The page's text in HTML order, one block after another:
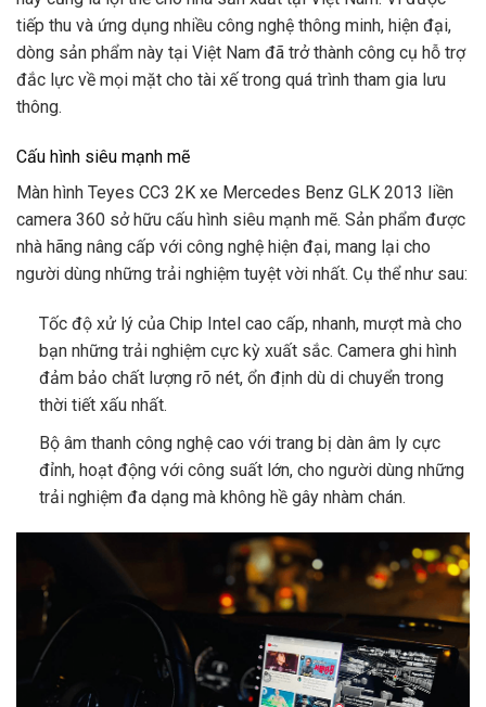
tiếp thu và ứng dụng nhiều công nghệ thông minh, hiện đại,
dòng sản phẩm này tại Việt Nam đã trở thành công cụ hỗ trợ
đắc lực về mọi mặt cho tài xế trong quá trình tham gia lưu
thông.
Cấu hình siêu mạnh mẽ
Màn hình Teyes CC3 2K xe Mercedes Benz GLK 2013 liền
camera 360 sở hữu cấu hình siêu mạnh mẽ. Sản phẩm được
nhà hãng nâng cấp với công nghệ hiện đại, mang lại cho
người dùng những trải nghiệm tuyệt vời nhất. Cụ thể như sau:
Tốc độ xử lý của Chip Intel cao cấp, nhanh, mượt mà cho
bạn những trải nghiệm cực kỳ xuất sắc. Camera ghi hình
đảm bảo chất lượng rõ nét, ổn định dù di chuyển trong
thời tiết xấu nhất.
Bộ âm thanh công nghệ cao với trang bị dàn âm ly cực
đỉnh, hoạt động với công suất lớn, cho người dùng những
trải nghiệm đa dạng mà không hề gây nhàm chán.